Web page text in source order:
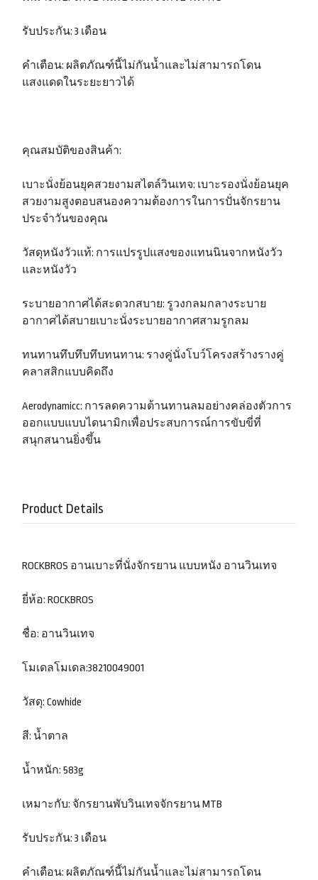
รับประกัน: 3 เดือน
คำเตือน: ผลิตภัณฑ์นี้ไม่กันน้ำและไม่สามารถโดน
แสงแดดในระยะยาวได้
คุณสมบัติของสินค้า:
เบาะนั่งย้อนยุคสวยงามสไตล์วินเทจ: เบาะรองนั่งย้อนยุค
สวยงามสูงตอบสนองความต้องการในการปั่นจักรยาน
ประจำวันของคุณ
วัสดุหนังวัวแท้: การแปรรูปแสงของแทนนินจากหนังวัว
และหนังวัว
ระบายอากาศได้สะดวกสบาย: รูวงกลมกลางระบาย
อากาศได้สบายเบาะนั่งระบายอากาศสามรูกลม
ทนทานทึบทึบทึบทนทาน: รางคู่นั่งโบว์โครงสร้างรางคู่
คลาสสิกแบบคิดถึง
Aerodynamicc: การลดความต้านทานลมอย่างคล่องตัวการ
ออกแบบแบบไดนามิกเพื่อประสบการณ์การขับขี่ที่
สนุกสนานยิ่งขึ้น
Product Details
ROCKBROS อานเบาะที่นั่งจักรยาน แบบหนัง อานวินเทจ
ยี่ห้อ: ROCKBROS
ชื่อ: อานวินเทจ
โมเดลโมเดล:38210049001
วัสดุ: Cowhide
สี: น้ำตาล
น้ำหนัก: 583g
เหมาะกับ: จักรยานพับวินเทจจักรยาน MTB
รับประกัน: 3 เดือน
คำเตือน: ผลิตภัณฑ์นี้ไม่กันน้ำและไม่สามารถโดน